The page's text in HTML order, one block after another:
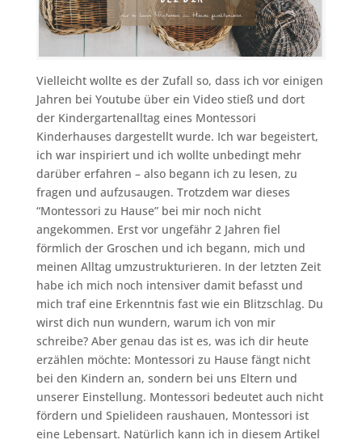
Vielleicht wollte es der Zufall so, dass ich vor einigen
Jahren bei Youtube über ein Video stieß und dort
der Kindergartenalltag eines Montessori
Kinderhauses dargestellt wurde. Ich war begeistert,
ich war inspiriert und ich wollte unbedingt mehr
darüber erfahren – also begann ich zu lesen, zu
fragen und aufzusaugen. Trotzdem war dieses
“Montessori zu Hause” bei mir noch nicht
angekommen. Erst vor ungefähr 2 Jahren fiel
förmlich der Groschen und ich begann, mich und
meinen Alltag umzustrukturieren. In der letzten Zeit
habe ich mich noch intensiver damit befasst und
mich traf eine Erkenntnis fast wie ein Blitzschlag. Du
wirst dich nun wundern, warum ich von mir
schreibe? Aber genau das ist es, was ich dir heute
erzählen möchte: Montessori zu Hause fängt nicht
bei den Kindern an, sondern bei uns Eltern und
unserer Einstellung. Montessori bedeutet auch nicht
fördern und Spielideen raushauen, Montessori ist
eine Lebensart. Natürlich kann ich in diesem Artikel